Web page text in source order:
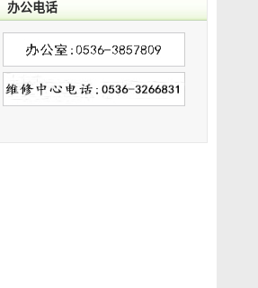
办公电话